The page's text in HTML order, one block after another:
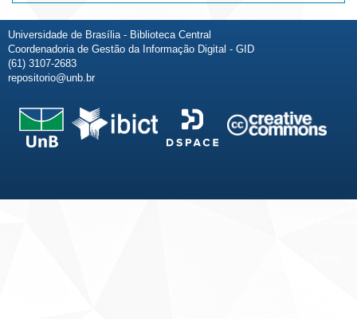
Universidade de Brasília - Biblioteca Central
Coordenadoria de Gestão da Informação Digital - GID
(61) 3107-2683
repositorio@unb.br